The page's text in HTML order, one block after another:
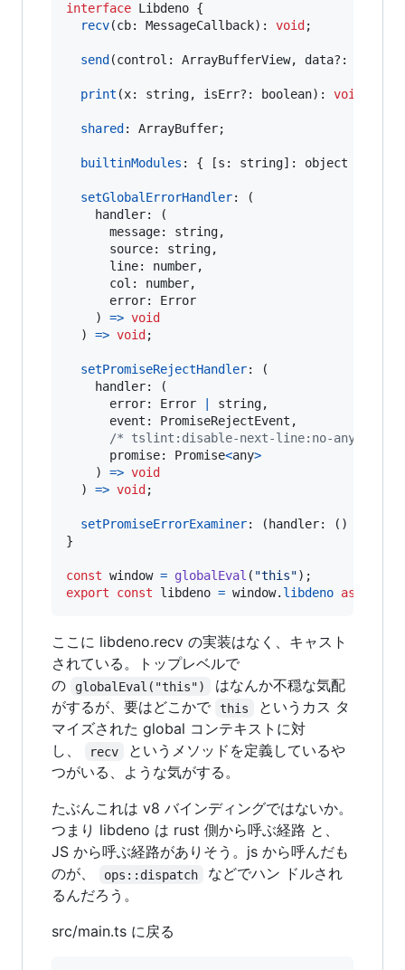
interface Libdeno {
recv(cb: MessageCallback) : void ;
send (control : ArrayBufferView, data?:
print (x: string, isErr?: boolean) : void
shared : ArrayBuffer;
builtinModules : { [s : string] : object
setGlobalErrorHandler:
(
handler:
(
message: string,
source: string,
line: number,
col : number,
error: Error
)
=> void
)
=> void ;
setPromiseRejectHandler:
(
handler:
(
error: Error string,
event : PromiseRejectEvent ,
/* tslint:disable-next-line:no-any */
promise: Promise<any>
)
=> void
)
=> void ;
setPromiseErrorExaminer: ( handler: ( )
}
const window = globalEval ( "this") ;
export
const libdeno = window. libdeno as
ここに libdeno.recv の実装はなく、キャスト
されている。トップレベルで
の
globalEval("this")
はなんか不穏な気配
がするが、要はどこかで
this
というカス タ
マイズされた global コンテキストに対
し、
recv
というメソッドを定義しているや
つがいる、ような気がする。
たぶんこれは v8 バインディングではないか。
つまり libdeno は rust 側から呼ぶ経路 と、
JS から呼ぶ経路がありそう。js から呼んだも
のが、
ops::dispatch
などでハン ドルされ
るんだろう。
src/main.ts に戻る